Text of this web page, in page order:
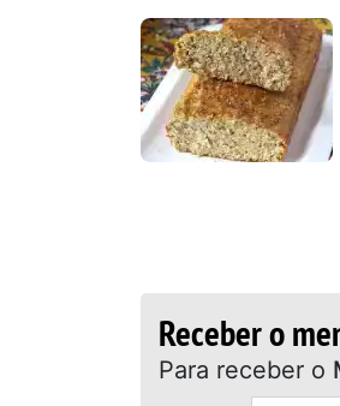
Receber o
Para receber o